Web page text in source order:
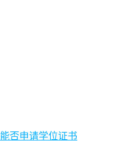
否申请学位证书